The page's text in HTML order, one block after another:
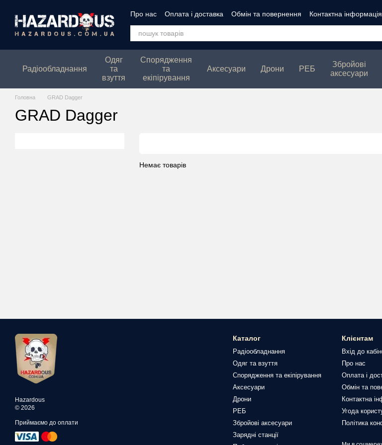
Про нас Оплата і доставка Обмін та повернення Контактна інформація
Політика конфеденційності
Радіообладнання
Одяг
та
взуття
Спорядження
та
екіпірування
Аксесуари Дрони РЕБ
Збройові
аксесуари
Головна GRAD Dagger
GRAD Dagger
Немає товарів
Hazardous
© 2026
Приймаємо до оплати
Каталог
Радіообладнання
Одяг та взуття
Спорядження та екіпірування
Аксесуари
Дрони
РЕБ
Збройові аксесуари
Зарядні станції
Клієнтам
Вхід до
Про нас
Оплата і
Обмін та
Контактна
Угода
Політика